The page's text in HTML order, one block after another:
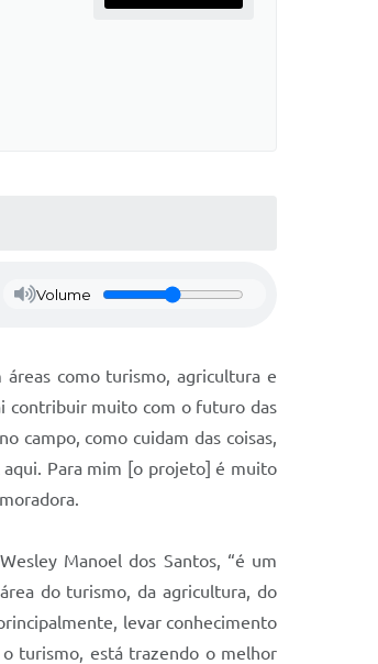
Volume
áreas comoturismo, agricultura e
contribuir muito com o futuro das
campo, como cuidam das coisas,
aqui. Para mim [o projeto] é muito
Manoel dos Santos, “é um
do turismo, da agricultura, do
levar conhecimento
o turismo, está trazendo o melhor